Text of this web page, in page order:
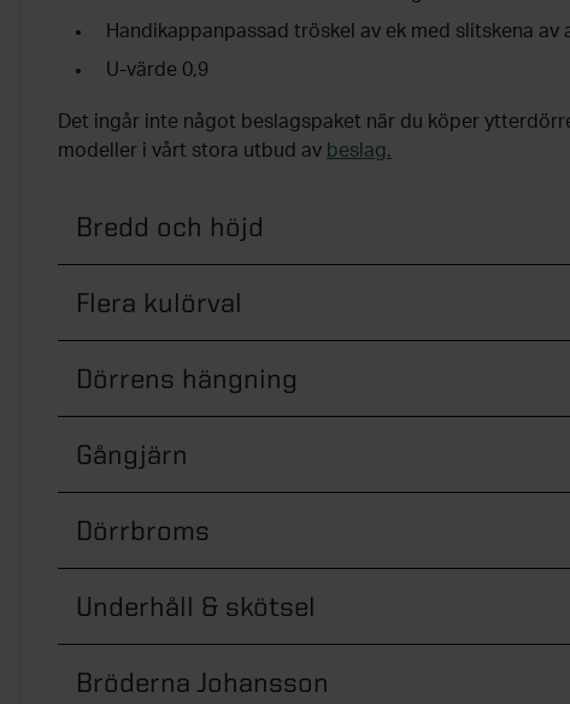
Handikappanpassad tröskel av ek med slitskena av
U-värde 0,9
Det ingår inte något beslagspaket när du köper
modeller i vårt stora utbud av beslag.
Bredd och höjd
Flera kulörval
Dörrens hängning
Gångjärn
Dörrbroms
Underhåll & skötsel
Bröderna Johansson